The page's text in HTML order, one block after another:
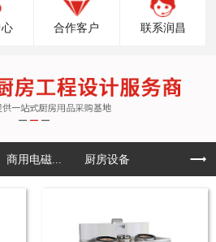
合作客户 联系润昌
商用电磁... 厨房设备